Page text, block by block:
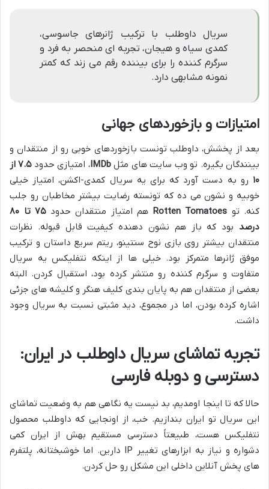
سریال داوطلب با ترکیب ژانرهای جاسوسی،
کمدی سیاه و هیجان، تجربه ای منحصر به فرد و
سرگرم کننده را برای بیننده رقم می زند که کمتر
نمونه مشابهی دارد.
امتیازات و بازخوردهای جهانی
بعد از پخشش، داوطلب تونست بازخوردهای خوبی رو از منتقدان و
بینندگان بگیره. تو وب سایت های مثلIMDb، امتیازی حدود
۷.۵ از
۱۰ رو به دست آورد که برای یه سریال کمدی-اکشن، امتیاز خیلی
خوبیه و نشون می ده که تونسته رضایت بیشتر مخاطبان رو جلب
کنه. تو Rotten Tomatoes هم امتیاز منتقدان حدود
۷۵ تا ۸۰
درصد بود که باز هم نشون دهنده کیفیت قابل قبوله. نظرات
منتقدان بیشتر روی بازی نوح سنتینو، ریتم سریع داستان و ترکیب
موفق ژانرها متمرکز بود. خیلی ها از اینکه نتفلیکس یه سریال
متفاوت و سرگرم کننده رو منتشر کرده بود، استقبال کردن. البته
بعضی از منتقدان هم به پایان بندی کلیف هنگر و کلیشه های جزئی
اشاره کرده بودن، اما در مجموع، دید مثبتی نسبت به سریال وجود
داشت.
تجربه تماشای سریال داوطلب در ایران:
دسترسی و دوبله فارسی
حالا که تا اینجا اومدیم، بد نیست یه نگاهی هم به وضعیت تماشای
این سریال تو ایران بندازیم. خب، از اونجایی که داوطلب محصول
نتفلیکس هست، طبیعتاً دسترسی مستقیم بهش از ایران کمی
دشواره و نیاز به ابزارهای تغییر IP دارین. اما خوشبختانه، پلتفرم
های پخش آنلاین داخلی این مشکل رو حل کردن.